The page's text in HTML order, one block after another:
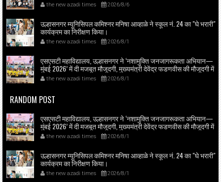
the new azadi times 2026/8/6
उल्हासनगर म्यूनिसिपल कमिश्नर मनिषा आव्हाळे ने स्कूल नं. 24 का "घे भरारी"
कार्यक्रम का निरीक्षण किया।
the new azadi times 2026/8/1
एसएसटी महाविद्यालय, उल्हासनगर ने ‘नशामुक्ति जनजागरूकता अभियान—
मुंबई 2026’ में दी मजबूत मौजूदगी, मुख्यमंत्री देवेंद्र फडणवीस की मौजूदगी में
मुंबई के एनएससीआई डोम में आयोजित शपथ ग्रहण समारोह का लाइव
प्रसारण उल्हासनगर में भी दिखाया गया; छात्रों ने प्रत्यक्ष व ऑनलाइन
the new azadi times 2026/8/1
RANDOM POST
एसएसटी महाविद्यालय, उल्हासनगर ने ‘नशामुक्ति जनजागरूकता अभियान—
मुंबई 2026’ में दी मजबूत मौजूदगी, मुख्यमंत्री देवेंद्र फडणवीस की मौजूदगी में
मुंबई के एनएससीआई डोम में आयोजित शपथ ग्रहण समारोह का लाइव
प्रसारण उल्हासनगर में भी दिखाया गया; छात्रों ने प्रत्यक्ष व ऑनलाइन
हिस्सेदारी कर समाज में नशामुक्ति का संदेश फैलाया।
the new azadi times 2026/8/1
उल्हासनगर म्यूनिसिपल कमिश्नर मनिषा आव्हाळे ने स्कूल नं. 24 का "घे भरारी"
कार्यक्रम का निरीक्षण किया।
the new azadi times 2026/8/1